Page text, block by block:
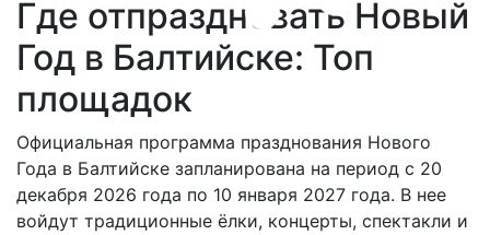
Где отпраздновать Новый
Год в Балтийске: Топ
площадок
Официальная программа празднования Нового
Года в Балтийске запланирована на период с 20
декабря 2026 года по 10 января 2027 года. В нее
войдут традиционные ёлки, концерты, спектакли и